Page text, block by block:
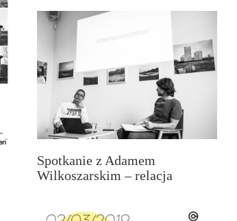
Spotkanie z Adamem
Wilkoszarskim – relacja